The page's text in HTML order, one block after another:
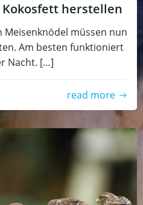
herstellen
müssen nun
Am besten funktioniert
Nacht. […]
read more